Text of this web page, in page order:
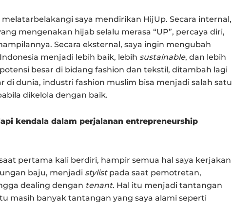
saya mendirikan HijUp. Secara internal,
mengenakan hijab selalu merasa “UP”, percaya diri,
Secara eksternal, saya ingin mengubah
menjadi lebih baik, lebih sustainable, dan lebih
besar di bidang fashion dan tekstil, ditambah lagi
di dunia, industri fashion muslim bisa menjadi salah satu
dikelola dengan baik.
kendala dalam perjalanan entrepreneurship
pertama kali berdiri, hampir semua hal saya kerjakan
baju, menjadi stylistpada saat pemotretan,
dealing dengan tenant. Hal itu menjadi tantangan
masih banyak tantangan yang saya alami seperti